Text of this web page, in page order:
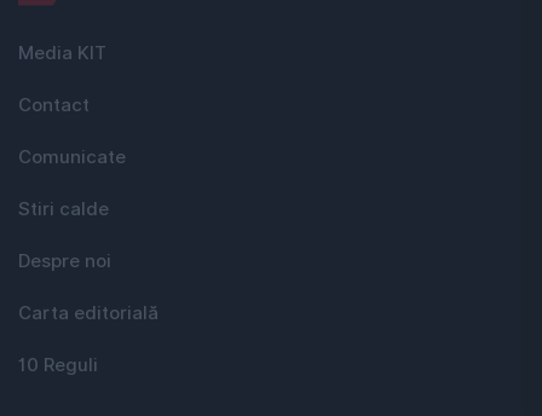
Media KIT
Contact
Comunicate
Stiri calde
Despre noi
Carta editorială
10 Reguli